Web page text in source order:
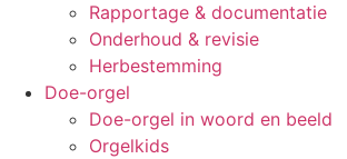
Rapportage & documentatie
Onderhoud & revisie
Herbestemming
Doe-orgel
Doe-orgel in woord en beeld
Orgelkids